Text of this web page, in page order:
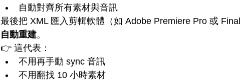
自動對齊所有素材與音訊
最後把 XML 匯入剪輯軟體（如 Adobe Premiere Pro 或
自動重建。
👉 這代表：
不用再手動 sync 音訊
不用翻找 10 小時素材